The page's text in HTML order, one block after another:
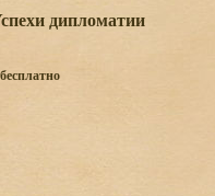
дипломатии